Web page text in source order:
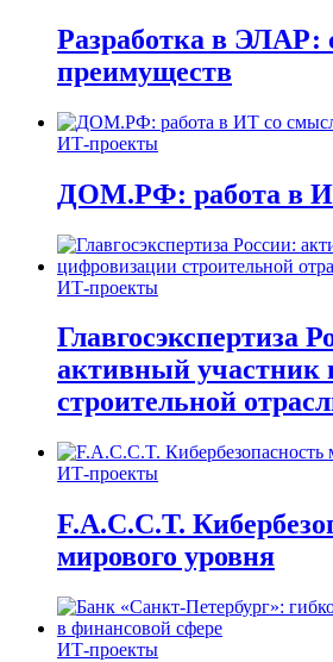
Разработка в ЭЛАР:
преимуществ
ИТ-проекты
ДОМ.РФ: работа в
ИТ-проекты
Главгосэкспертиза
активный участник
строительной
ИТ-проекты
F.A.C.C.T.
мирового уровня
ИТ-проекты